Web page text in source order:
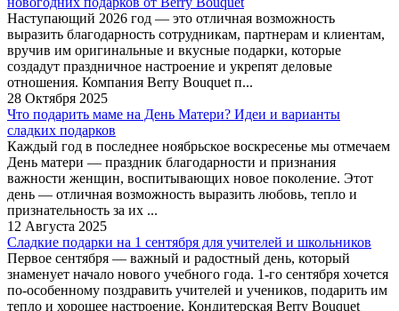
Наступающий 2026 год — это отличная возможность
выразить благодарность сотрудникам, партнерам и клиентам,
вручив им оригинальные и вкусные подарки, которые
создадут праздничное настроение и укрепят деловые
отношения. Компания Berry Bouquet п...
28 Октября 2025
Что подарить маме на День Матери? Идеи и варианты
сладких подарков
Каждый год в последнее ноябрьское воскресенье мы отмечаем
День матери — праздник благодарности и признания
важности женщин, воспитывающих новое поколение. Этот
день — отличная возможность выразить любовь, тепло и
признательность за их ...
12 Августа 2025
Сладкие подарки на 1 сентября для учителей и школьников
Первое сентября — важный и радостный день, который
знаменует начало нового учебного года. 1-го сентября хочется
по-особенному поздравить учителей и учеников, подарить им
тепло и хорошее настроение. Кондитерская Berry Bouquet